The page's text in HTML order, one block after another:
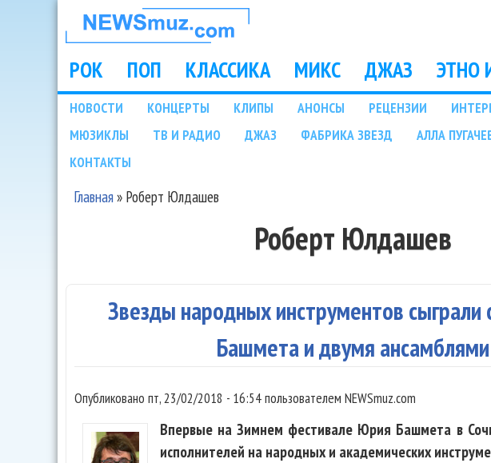
НОВОСТИ
МУЗЫКИ И
ШОУ БИЗНЕСА
NEWSMUZ.COM
Main menu
РОК ПОП КЛАССИКА МИКС ДЖАЗ ЭТНО
Подразделы
НОВОСТИ КОНЦЕРТЫ КЛИПЫ АНОНСЫ РЕЦЕНЗИИ
МЮЗИКЛЫ
ТВ И РАДИО ДЖАЗ ФАБРИКА ЗВЕЗД АЛЛА
КОНТАКТЫ
Главная» Роберт Юлдашев
Роберт Юлдашев
Звезды народных инструментов сыграли
Башмета и двумя ансамблями
Опубликовано пт, 23/02/2018 - 16:54пользователем NEWSmuz.com
Впервые на Зимнем фестивале Юрия Башмета в
исполнителей на народных и академических